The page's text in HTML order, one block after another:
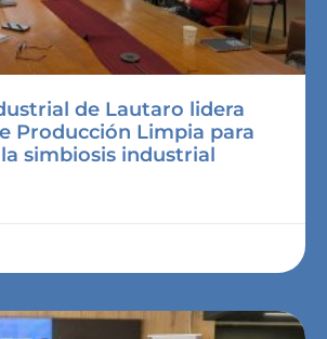
de Lautaro lidera
Producción Limpia para
simbiosis industrial